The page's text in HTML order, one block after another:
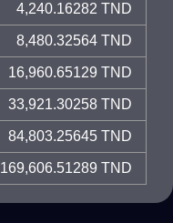
4,240.16282 TND
8,480.32564 TND
16,960.65129 TND
33,921.30258 TND
84,803.25645 TND
169,606.51289 TND